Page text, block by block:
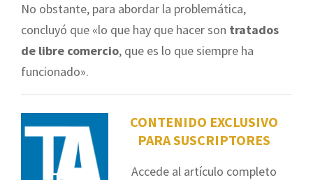
No obstante, para abordar la problemática,
concluyó que «lo que hay que hacer son tratados
de libre comercio, que es lo que siempre ha
funcionado».
CONTENIDO EXCLUSIVO
PARA SUSCRIPTORES
Accede al artículo completo